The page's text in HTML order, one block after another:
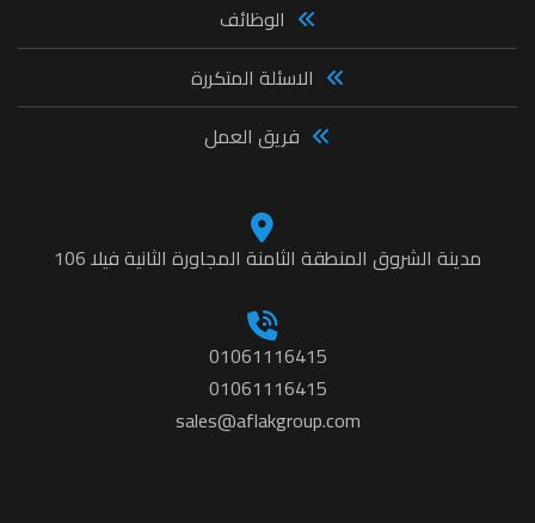
الوظائف
الاسئلة المتكررة
فريق العمل
مدينة الشروق المنطقة الثامنة المجاورة الثانية فيلا 106
01061116415
01061116415
sales@aflakgroup.com